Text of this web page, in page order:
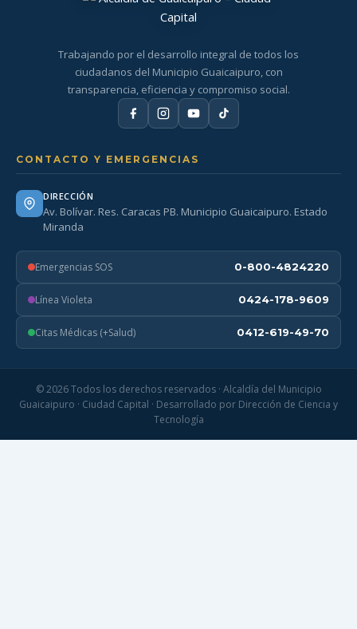
Trabajando por el desarrollo integral de todos los
ciudadanos del Municipio Guaicaipuro, con
transparencia, eficiencia y compromiso social.
CONTACTO Y EMERGENCIAS
DIRECCIÓN
Av. Bolívar. Res. Caracas PB. Municipio Guaicaipuro. Estado
Miranda
Emergencias SOS 0-800-4824220
Línea Violeta 0424-178-9609
Citas Médicas (+Salud) 0412-619-49-70
© 2026 Todos los derechos reservados · Alcaldía del Municipio
Guaicaipuro · Ciudad Capital · Desarrollado por Dirección de Ciencia y
Tecnología